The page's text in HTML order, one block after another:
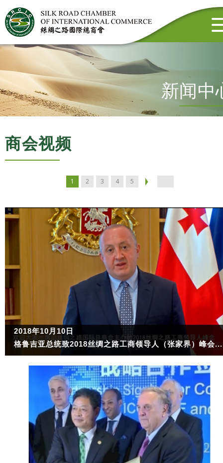
新闻中
商会视频
1 2 3 4 5
2018年10月10日
格鲁吉亚总统致2018丝绸之路工商领导人（张家界）峰会...